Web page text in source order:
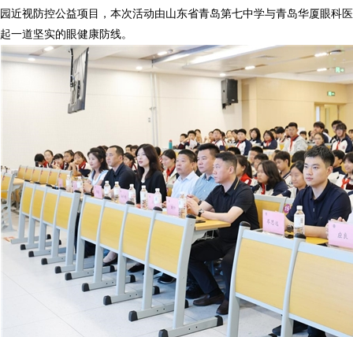
园近视防控公益项目，本次活动由山东省青岛第七中学与青岛华厦眼科
起一道坚实的眼健康防线。